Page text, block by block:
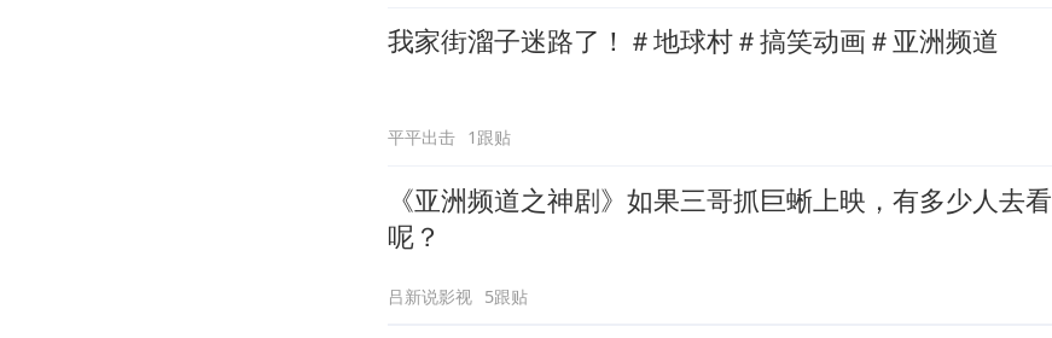
我家街溜子迷路了！＃地球村＃搞笑动画＃亚洲频道
平平出击 1跟贴
《亚洲频道之神剧》如果三哥抓巨蜥上映，有多少人去看
呢？
吕新说影视 5跟贴